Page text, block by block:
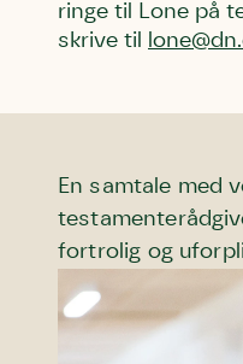
ringe til Lone på
skrive til
En samtale med
fortrolig og